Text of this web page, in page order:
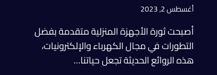
أغسطس 2, 2023
أصبحت ثورة الأجهزة المنزلية متقدمة بفضل
التطورات في مجال الكهرباء والإلكترونيات،
هذه الروائع الحديثة تجعل حياتنا…